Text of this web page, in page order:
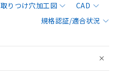
取りつけ穴加工図
CAD
規格認証/適合状況